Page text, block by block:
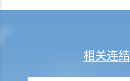
H. 未经同意发布或威胁发布私密影像
问与答
相关连结